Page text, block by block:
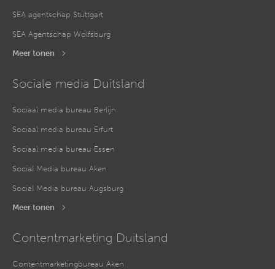
SEA agentschap Stuttgart
SEA Agentschap Wolfsburg
Meer tonen
Sociale media Duitsland
Sociaal media bureau Berlijn
Sociaal media bureau Erfurt
Sociaal media bureau Essen
Social Media bureau Aken
Social Media bureau Augsburg
Meer tonen
Contentmarketing Duitsland
Contentmarketingbureau Aken